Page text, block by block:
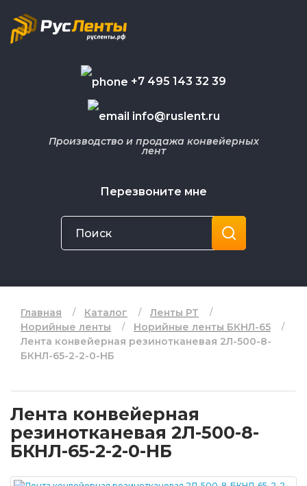
+7 495 143 32 39
info@ruslent.ru
Перезвоните мне
Производство и продажа конвейерных
лент
Главная Каталог
Ленты РТ
Норийные ленты
Норийные ленты БКНЛ-65
Лента конвейерная резинотканевая 2Л-500-8-
БКНЛ-65-2-2-0-НБ
Лента конвейерная
резинотканевая 2Л-500-8-
БКНЛ-65-2-2-0-НБ